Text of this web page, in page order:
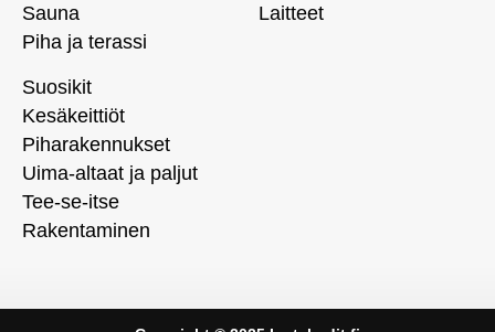
Sauna
Piha ja terassi
Laitteet
Suosikit
Kesäkeittiöt
Piharakennukset
Uima-altaat ja paljut
Tee-se-itse
Rakentaminen